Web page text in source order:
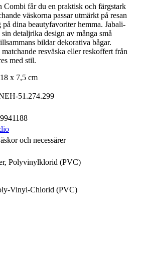
Combi får du en praktisk och färgstark
väskorna passar utmärkt på resan
dina beautyfavoriter hemma. Jabali-
detaljrika design av många små
bildar dekorativa bågar.
resväska eller reskoffert från
med stil.
x 7,5 cm
51.274.299
och necessärer
Polyvinylklorid (PVC)
Vinyl-Chlorid (PVC)